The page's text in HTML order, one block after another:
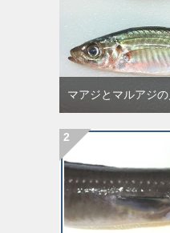
マアジとマルアジ